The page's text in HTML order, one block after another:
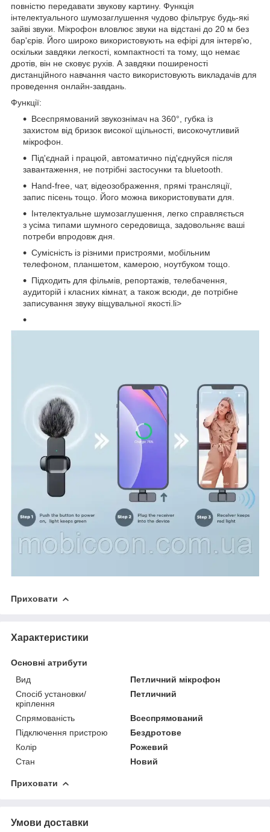
повністю передавати звукову картину. Функція
інтелектуального шумозаглушення чудово фільтрує будь-які
зайві звуки. Мікрофон вловлює звуки на відстані до 20 м без
бар'єрів. Його широко використовують на ефірі для інтерв'ю,
оскільки завдяки легкості, компактності та тому, що немає
дротів, він не сковує рухів. А завдяки поширеності
дистанційного навчання часто використовують викладачів для
проведення онлайн-завдань.
Функції:
Всеспрямований звукознімач на 360°, губка із
захистом від бризок високої щільності, високочутливий
мікрофон.
Під'єднай і працюй, автоматично під'єднуйся після
завантаження, не потрібні застосунки та bluetooth.
Hand-free, чат, відеозображення, прямі трансляції,
запис пісень тощо. Його можна використовувати для.
Інтелектуальне шумозаглушення, легко справляється
з усіма типами шумного середовища, задовольняє ваші
потреби впродовж дня.
Сумісність із різними пристроями, мобільним
телефоном, планшетом, камерою, ноутбуком тощо.
Підходить для фільмів, репортажів, телебачення,
аудиторій і класних кімнат, а також всюди, де потрібне
записування звуку віщувальної якості.li>
Приховати
Характеристики
Основні атрибути
Вид
Петличний мікрофон
Спосіб установки/
кріплення
Петличний
Спрямованість
Всеспрямований
Підключення пристрою
Бездротове
Колір
Рожевий
Стан
Новий
Приховати
Умови доставки